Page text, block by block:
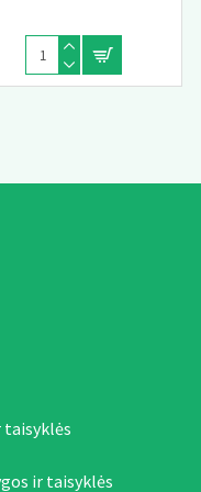
taisyklės
ir taisyklės